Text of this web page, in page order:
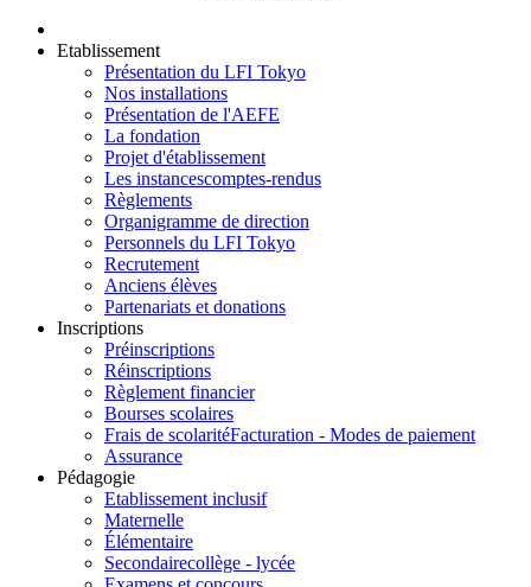
Etablissement
Présentation du LFI Tokyo
Nos installations
Présentation de l'AEFE
La fondation
Projet d'établissement
Les instancescomptes-rendus
Règlements
Organigramme de direction
Personnels du LFI Tokyo
Recrutement
Anciens élèves
Partenariats et donations
Inscriptions
Préinscriptions
Réinscriptions
Règlement financier
Bourses scolaires
Frais de scolaritéFacturation - Modes de paiement
Assurance
Pédagogie
Etablissement inclusif
Maternelle
Élémentaire
Secondairecollège - lycée